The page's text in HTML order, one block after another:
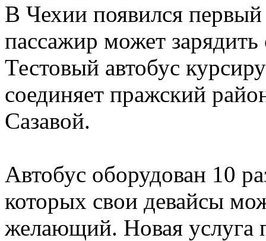
В Чехии появился
пассажир может зарядить
Тестовый автобус
соединяет пражский
Сазавой.
Автобус оборудован 10
которых свои девайсы
желающий. Новая услуга